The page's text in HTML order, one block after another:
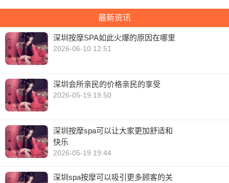
最新资讯
深圳按摩SPA如此火爆的原因在哪里
2026-06-10 12:51
深圳会所亲民的价格亲民的享受
2026-05-19 19:50
深圳按摩spa可以让大家更加舒适和
快乐
2026-05-19 19:44
深圳spa按摩可以吸引更多顾客的关